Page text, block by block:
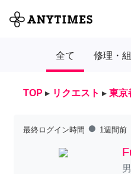
全て 修理・
TOP ▸ リクエスト ▸ 東京
最終ログイン時間 fiber_manual_record 1週間前